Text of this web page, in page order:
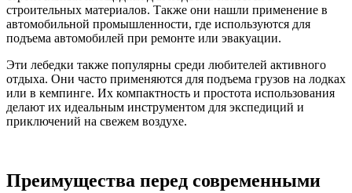
строительных материалов. Также они нашли применение в
автомобильной промышленности, где используются для
подъема автомобилей при ремонте или эвакуации.
Эти лебедки также популярны среди любителей активного
отдыха. Они часто применяются для подъема грузов на лодках
или в кемпинге. Их компактность и простота использования
делают их идеальным инструментом для экспедиций и
приключений на свежем воздухе.
Преимущества перед современными